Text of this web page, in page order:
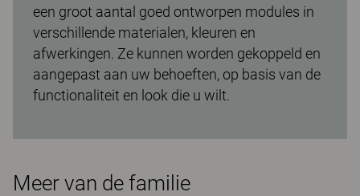
een groot aantal goed ontworpen modules in
verschillende materialen, kleuren en
afwerkingen. Ze kunnen worden gekoppeld en
aangepast aan uw behoeften, op basis van de
functionaliteit en look die u wilt.
Meer van de familie